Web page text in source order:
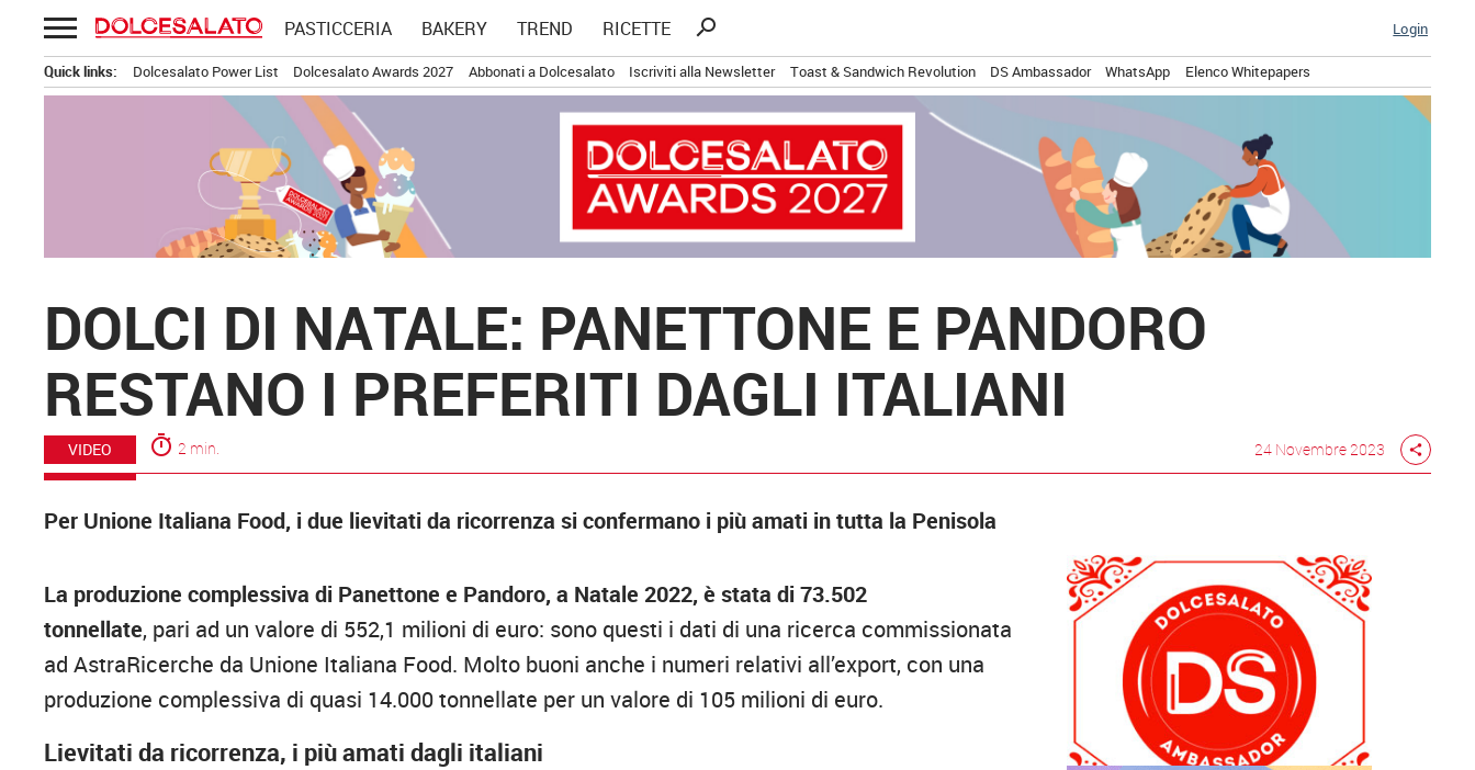
Passa
al
contenuto
PASTICCERIA BAKERY TREND RICETTE
Ricerca
search Login
Quick links: Dolcesalato Power List Dolcesalato Awards 2027 Abbonati a Dolcesalato Iscriviti alla Newsletter Toast & Sandwich Revolution DS Ambassador WhatsApp Elenco Whitepapers
DOLCI DI NATALE: PANETTONE E PANDORO
RESTANO I PREFERITI DAGLI ITALIANI
VIDEO timer 2 min. 24 Novembre 2023 share
Per Unione Italiana Food, i due lievitati da ricorrenza si confermano i più amati in tutta la Penisola
La produzione complessiva di Panettone e Pandoro, a Natale 2022, è stata di 73.502
tonnellate, pari ad un valore di 552,1 milioni di euro: sono questi i dati di una ricerca commissionata
ad AstraRicerche da Unione Italiana Food. Molto buoni anche i numeri relativi all’export, con una
produzione complessiva di quasi 14.000 tonnellate per un valore di 105 milioni di euro.
Lievitati da ricorrenza, i più amati dagli italiani